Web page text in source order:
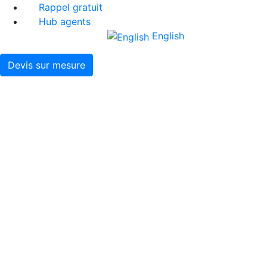
Rappel gratuit
Hub agents
English
Devis sur mesure